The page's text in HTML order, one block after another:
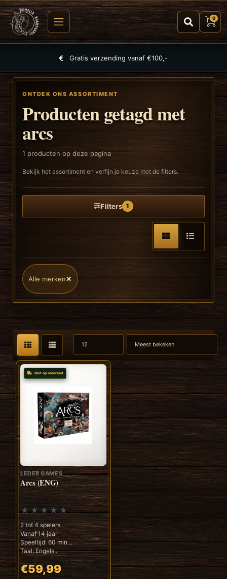
0
Gratis verzending vanaf €100,-
ONTDEK ONS ASSORTIMENT
Producten getagd met
arcs
1 producten op deze pagina
Bekijk het assortiment en verfijn je keuze met de filters.
Filters 1
Alle merken×
Niet op voorraad
LEDER GAMES
Arcs (ENG)
2 tot 4 spelers
Vanaf 14 jaar
Speeltijd: 60 min
Taal: Engels..
€59,99